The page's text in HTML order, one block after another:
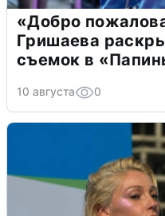
«Добро
Гришаева
съемок в
10 августа 0